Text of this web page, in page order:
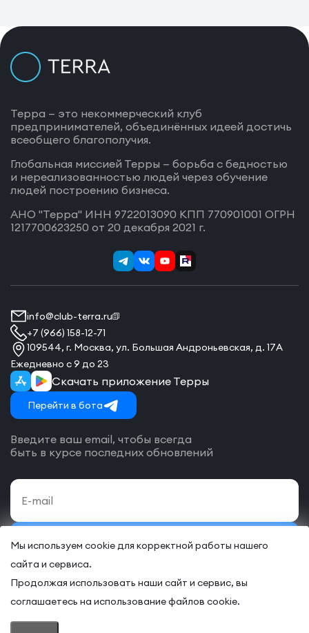
Терра — это некоммерческий клуб
предпринимателей, объединённых идеей достичь
всеобщего благополучия.
Глобальная миссией Терры — борьба с бедностью
и нереализованностью людей через обучение
людей построению бизнеса.
АНО "Терра" ИНН 9722013090 КПП 770901001 ОГРН
1217700623250 от 20 декабря 2021 г.
info@club-terra.ru
+7 (966) 158-12-71
109544, г. Москва, ул. Большая Андроньевская, д. 17А
Ежедневно с 9 до 23
Скачать приложение Терры
Перейти в бота
Введите ваш email, чтобы всегда
быть в курсе последних обновлений
Даю своё согласие на обработку
сдоговором-оферты на оказание онлайн и/или офлайн услуг.
Мы используем cookie для корректной работы нашего
сайта и сервиса.
Продолжая использовать наши сайт и сервис, вы
соглашаетесь на использование файлов cookie.